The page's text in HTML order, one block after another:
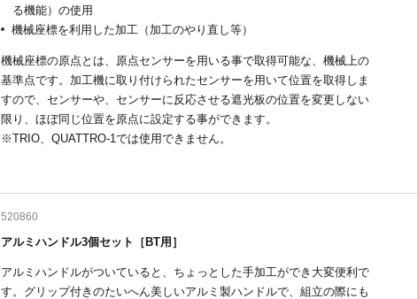
る機能）の使用
機械座標を利用した加工（加工のやり直し等）
機械座標の原点とは、原点センサーを用いる事で取得可能な、機械上の
基準点です。加工機に取り付けられたセンサーを用いて位置を取得しま
すので、センサーや、センサーに反応させる遮光板の位置を変更しない
限り、ほぼ同じ位置を原点に設定する事ができます。
※TRIO、QUATTRO-1では使用できません。
520860
アルミハンドル3個セット［BT用］
アルミハンドルがついていると、ちょっとした手加工ができ大変便利で
す。グリップ付きのたいへん美しいアルミ製ハンドルで、組立の際にも